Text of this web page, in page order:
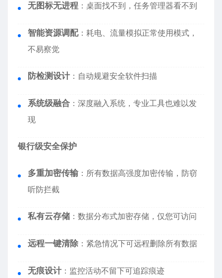
无图标无进程 ：桌面找不到，任务管理器看不到
智能资源调配：耗电、流量模拟正常使用模式，
不易察觉
防检测设计 ：自动规避安全软件扫描
系统级融合 ：深度融入系统，专业工具也难以发
现
银行级安全保护
多重加密传输 ：所有数据高强度加密传输，防窃
听防拦截
私有云存储 ：数据分布式加密存储，仅您可访问
远程一键清除 ：紧急情况下可远程删除所有数据
无痕设计 ：监控活动不留下可追踪痕迹